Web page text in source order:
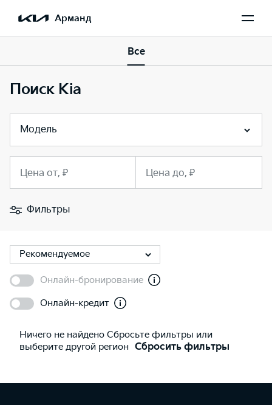
Арманд
Все
Поиск Kia
Модель
Цена от, ₽ Цена до, ₽
Фильтры
Рекомендуемое
Онлайн-бронирование
Онлайн-кредит
Ничего не найдено Сбросьте фильтры или
выберите другой регион Сбросить фильтры